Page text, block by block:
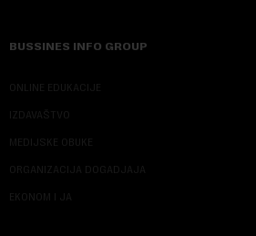
BUSSINES INFO GROUP
ONLINE EDUKACIJE
IZDAVAŠTVO
MEDIJSKE OBUKE
ORGANIZACIJA DOGADJAJA
EKONOM I JA